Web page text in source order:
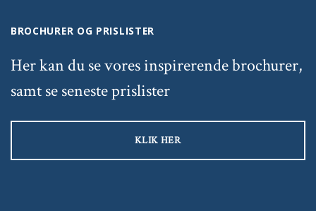
BROCHURER OG PRISLISTER
Her kan du se vores inspirerende brochurer,
samt se seneste prislister
KLIK HER